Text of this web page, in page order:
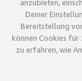
anzubieten,
Deiner
Bereitstellung
können Cookies für
zu erfahren, wie